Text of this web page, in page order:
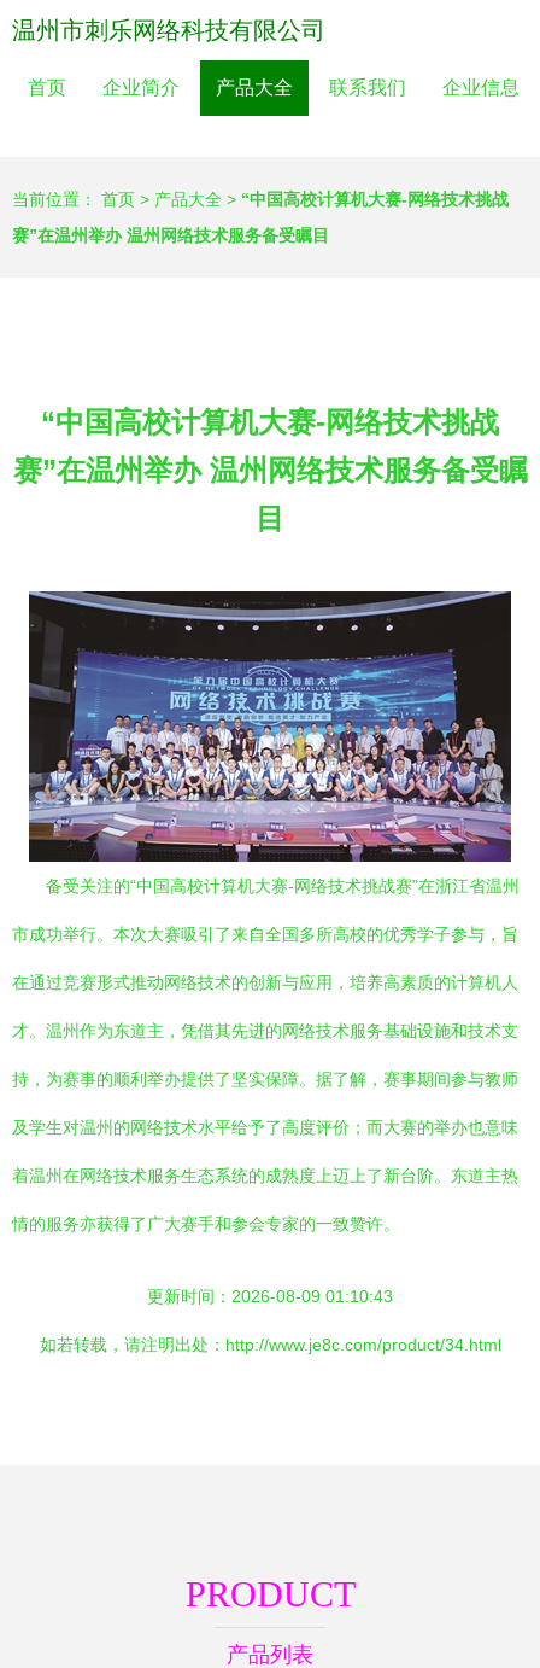
温州市刺乐网络科技有限公司
首页 企业简介 产品大全 联系我们 企业信息
当前位置： 首页 > 产品大全 > “中国高校计算机大赛-网络技术挑战
赛”在温州举办 温州网络技术服务备受瞩目
“中国高校计算机大赛-网络技术挑战
赛”在温州举办 温州网络技术服务备受瞩
目
备受关注的“中国高校计算机大赛-网络技术挑战赛”在浙江省温州
市成功举行。本次大赛吸引了来自全国多所高校的优秀学子参与，旨
在通过竞赛形式推动网络技术的创新与应用，培养高素质的计算机人
才。温州作为东道主，凭借其先进的网络技术服务基础设施和技术支
持，为赛事的顺利举办提供了坚实保障。据了解，赛事期间参与教师
及学生对温州的网络技术水平给予了高度评价；而大赛的举办也意味
着温州在网络技术服务生态系统的成熟度上迈上了新台阶。东道主热
情的服务亦获得了广大赛手和参会专家的一致赞许。
更新时间：2026-08-09 01:10:43
如若转载，请注明出处：http://www.je8c.com/product/34.html
PRODUCT
产品列表